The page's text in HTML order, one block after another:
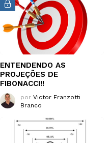
ENTENDENDO AS
PROJEÇÕES DE
FIBONACCI!!
por Victor Franzotti
Branco